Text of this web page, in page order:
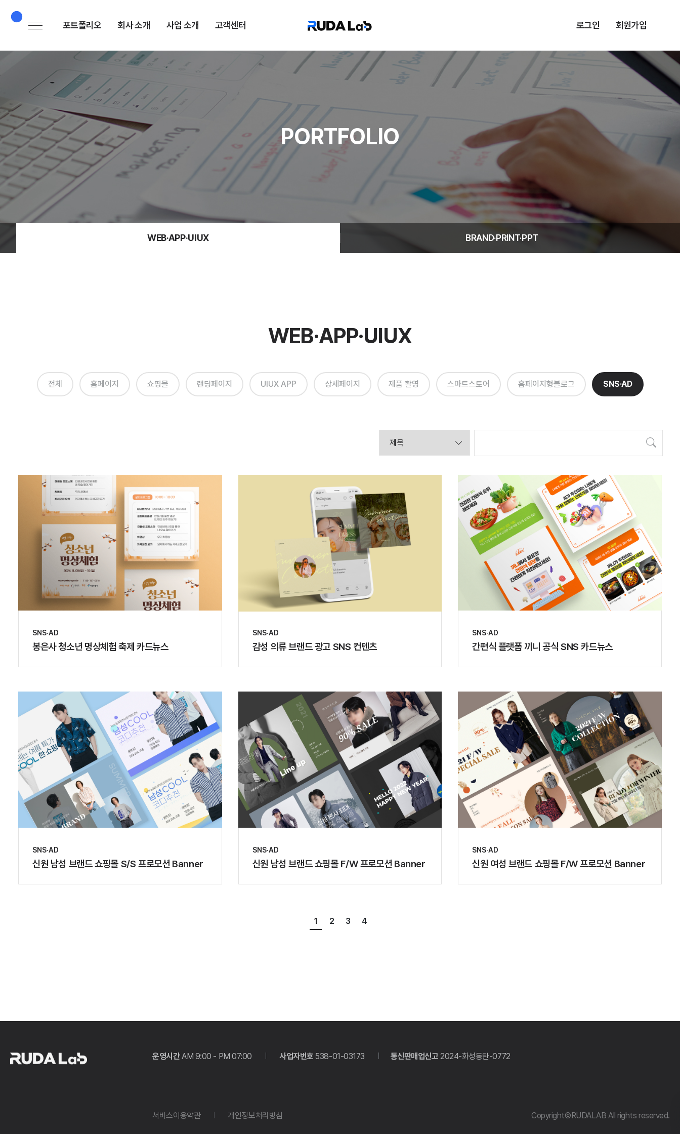
포트폴리오 회사 소개
ABOUT
사업 소개
서비스 소개
서비스 분야
고객센터 로그인 회원가입
PORTFOLIO
WEB·APP·UIUX BRAND·PRINT·PPT
WEB·APP·UIUX
전체 홈페이지 쇼핑몰 랜딩페이지 UIUX APP 상세페이지 제품 촬영 스마트스토어 홈페이지형블로그 SNS·AD
검색
SNS·AD
봉은사 청소년 명상체험 축제 카드뉴스
SNS·AD
감성 의류 브랜드 광고 SNS 컨텐츠
SNS·AD
간편식 플랫폼 끼니 공식 SNS 카드뉴스
SNS·AD
신원 남성 브랜드 쇼핑몰 S/S 프로모션 Banner
SNS·AD
신원 남성 브랜드 쇼핑몰 F/W 프로모션 Banner
SNS·AD
신원 여성 브랜드 쇼핑몰 F/W 프로모션 Banner
1 2 3 4
운영시간AM 9:00 - PM 07:00 사업자번호 538-01-03173 통신판매업신고 2024-화성동탄-0772
서비스이용약관 개인정보처리방침 Copyright©RUDALAB All rights reserved.